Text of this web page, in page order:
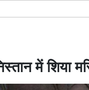
में शिया